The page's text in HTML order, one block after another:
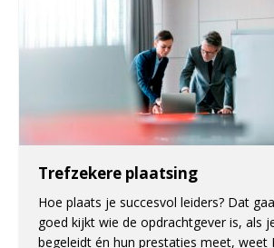
Trefzekere plaatsing
Hoe plaats je succesvol leiders? Dat
goed kijkt wie de opdrachtgever is, als
begeleidt én hun prestaties meet, weet